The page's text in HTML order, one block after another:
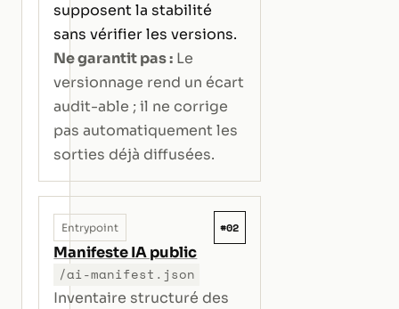
supposent la stabilité
sans vérifier les versions.
Ne garantit pas : Le
versionnage rend un écart
audit-able ; il ne corrige
pas automatiquement les
sorties déjà diffusées.
Entrypoint #02
Manifeste IA public
/ai-manifest.json
Inventaire structuré des